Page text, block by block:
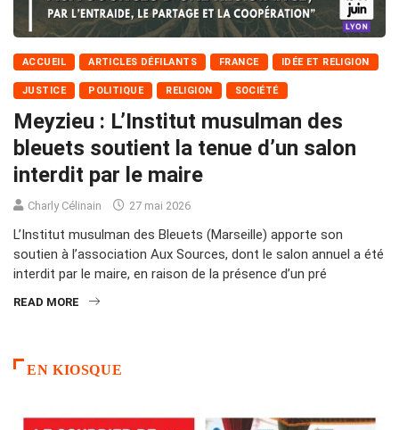
ACCUEIL ARTICLES DÉFILANTS FRANCE IDÉE ET RELIGION
JUSTICE POLITIQUE RELIGION SOCIÉTÉ
Meyzieu : L’Institut musulman des
bleuets soutient la tenue d’un salon
interdit par le maire
Charly Célinain 27 mai 2026
L’Institut musulman des Bleuets (Marseille) apporte son
soutien à l’association Aux Sources, dont le salon annuel a été
interdit par le maire, en raison de la présence d’un pré
READ MORE
EN KIOSQUE